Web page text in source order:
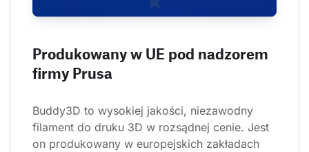
Produkowany w UE pod nadzorem
firmy Prusa
Buddy3D to wysokiej jakości, niezawodny
filament do druku 3D w rozsądnej cenie. Jest
on produkowany w europejskich zakładach